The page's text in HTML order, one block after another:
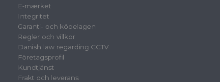
E-mærket
Integritet
Garanti- och köpelagen
Regler och villkor
Danish law regarding CCTV
Företagsprofil
Kundtjänst
Frakt och leverans